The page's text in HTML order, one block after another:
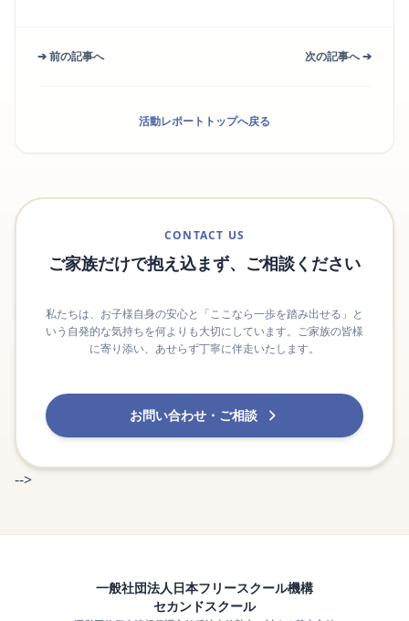
➔ 前の記事へ 次の記事へ ➔
活動レポートトップへ戻る
CONTACT US
ご家族だけで抱え込まず、ご相談ください
私たちは、お子様自身の安心と「ここなら一歩を踏み出せる」と
いう自発的な気持ちを何よりも大切にしています。ご家族の皆様
に寄り添い、あせらず丁寧に伴走いたします。
お問い合わせ・ご相談
-->
一般社団法人日本フリースクール機構
セカンドスクール